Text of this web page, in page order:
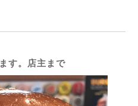
す。店主まで